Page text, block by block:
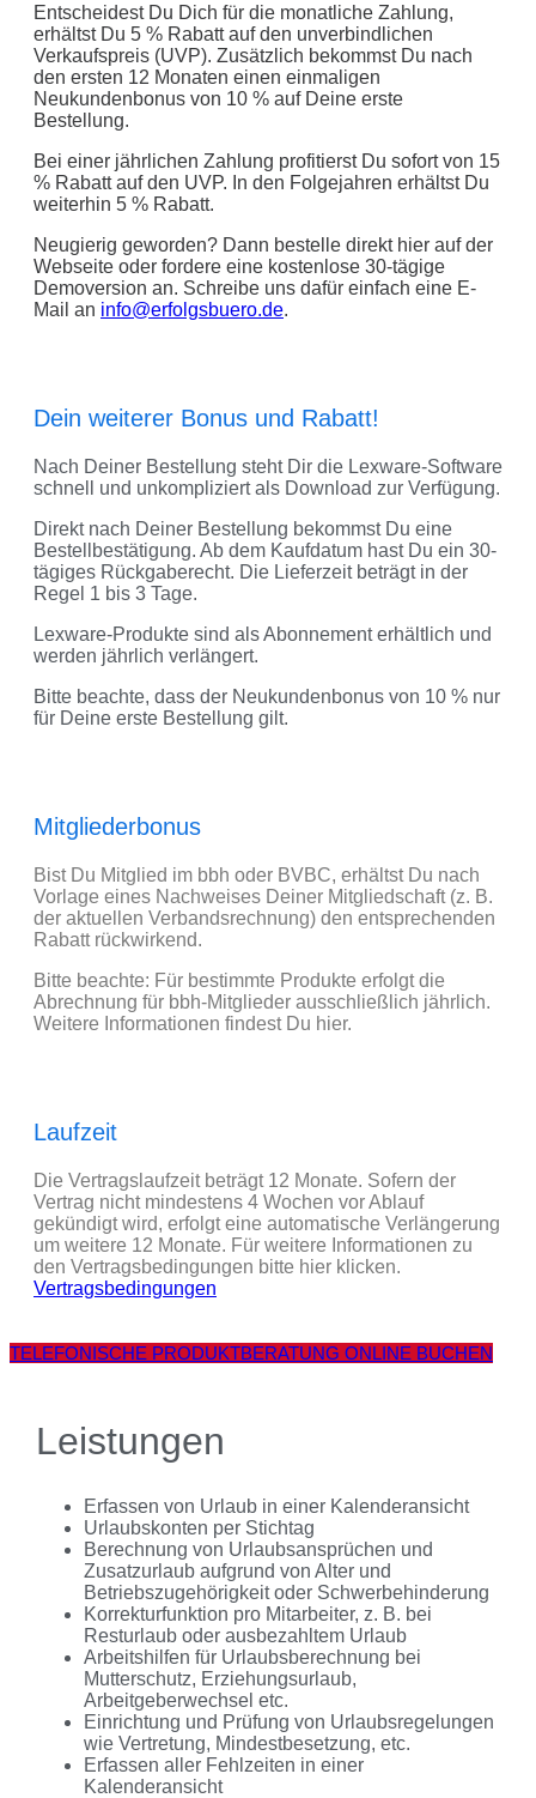
Entscheidest Du Dich für die monatliche Zahlung,
erhältst Du 5 % Rabatt auf den unverbindlichen
Verkaufspreis (UVP). Zusätzlich bekommst Du nach
den ersten 12 Monaten einen einmaligen
Neukundenbonus von 10 % auf Deine erste
Bestellung.
Bei einer jährlichen Zahlung profitierst Du sofort von 15
% Rabatt auf den UVP. In den Folgejahren erhältst Du
weiterhin 5 % Rabatt.
Neugierig geworden? Dann bestelle direkt hier auf der
Webseite oder fordere eine kostenlose 30-tägige
Demoversion an. Schreibe uns dafür einfach eine E-
Mail an info@erfolgsbuero.de.
Dein weiterer Bonus und Rabatt!
Nach Deiner Bestellung steht Dir die Lexware-Software
schnell und unkompliziert als Download zur Verfügung.
Direkt nach Deiner Bestellung bekommst Du eine
Bestellbestätigung. Ab dem Kaufdatum hast Du ein 30-
tägiges Rückgaberecht. Die Lieferzeit beträgt in der
Regel 1 bis 3 Tage.
Lexware-Produkte sind als Abonnement erhältlich und
werden jährlich verlängert.
Bitte beachte, dass der Neukundenbonus von 10 % nur
für Deine erste Bestellung gilt.
Mitgliederbonus
Bist Du Mitglied im bbh oder BVBC, erhältst Du nach
Vorlage eines Nachweises Deiner Mitgliedschaft (z. B.
der aktuellen Verbandsrechnung) den entsprechenden
Rabatt rückwirkend.
Bitte beachte: Für bestimmte Produkte erfolgt die
Abrechnung für bbh-Mitglieder ausschließlich jährlich.
Weitere Informationen findest Du hier.
Laufzeit
Die Vertragslaufzeit beträgt 12 Monate. Sofern der
Vertrag nicht mindestens 4 Wochen vor Ablauf
gekündigt wird, erfolgt eine automatische Verlängerung
um weitere 12 Monate. Für weitere Informationen zu
den Vertragsbedingungen bitte hier klicken.
Vertragsbedingungen
TELEFONISCHE PRODUKTBERATUNG ONLINE BUCHEN
Leistungen
Erfassen von Urlaub in einer Kalenderansicht
Urlaubskonten per Stichtag
Berechnung von Urlaubsansprüchen und
Zusatzurlaub aufgrund von Alter und
Betriebszugehörigkeit oder Schwerbehinderung
Korrekturfunktion pro Mitarbeiter, z. B. bei
Resturlaub oder ausbezahltem Urlaub
Arbeitshilfen für Urlaubsberechnung bei
Mutterschutz, Erziehungsurlaub,
Arbeitgeberwechsel etc.
Einrichtung und Prüfung von Urlaubsregelungen
wie Vertretung, Mindestbesetzung, etc.
Erfassen aller Fehlzeiten in einer
Kalenderansicht